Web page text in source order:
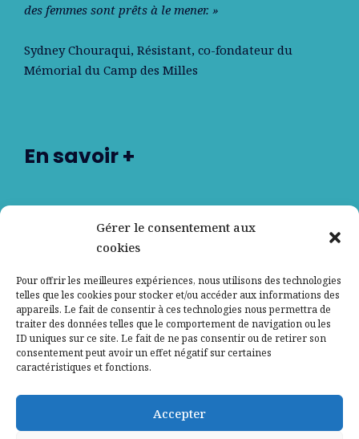
Gérer le consentement aux
cookies
Pour offrir les meilleures expériences, nous utilisons des technologies
telles que les cookies pour stocker et/ou accéder aux informations des
appareils. Le fait de consentir à ces technologies nous permettra de
traiter des données telles que le comportement de navigation ou les
ID uniques sur ce site. Le fait de ne pas consentir ou de retirer son
consentement peut avoir un effet négatif sur certaines
caractéristiques et fonctions.
Accepter
des femmes sont prêts à le mener. »
Sydney Chouraqui, Résistant, co-fondateur du
Mémorial du Camp des Milles
En savoir +
Nos partenaires
Contactez-nous
Mentions légales